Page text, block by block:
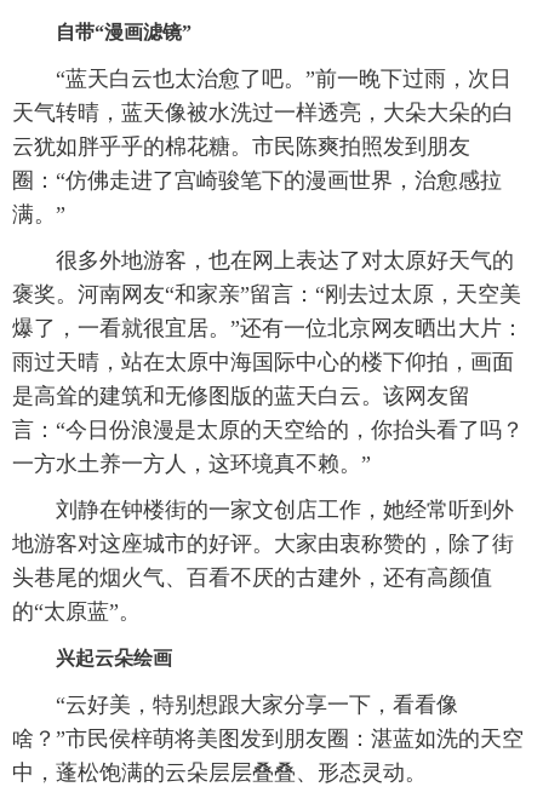
自带“漫画滤镜”
“蓝天白云也太治愈了吧。”前一晚下过雨，次日
天气转晴，蓝天像被水洗过一样透亮，大朵大朵的白
云犹如胖乎乎的棉花糖。市民陈爽拍照发到朋友
圈：“仿佛走进了宫崎骏笔下的漫画世界，治愈感拉
满。”
很多外地游客，也在网上表达了对太原好天气的
褒奖。河南网友“和家亲”留言：“刚去过太原，天空美
爆了，一看就很宜居。”还有一位北京网友晒出大片：
雨过天晴，站在太原中海国际中心的楼下仰拍，画面
是高耸的建筑和无修图版的蓝天白云。该网友留
言：“今日份浪漫是太原的天空给的，你抬头看了吗？
一方水土养一方人，这环境真不赖。”
刘静在钟楼街的一家文创店工作，她经常听到外
地游客对这座城市的好评。大家由衷称赞的，除了街
头巷尾的烟火气、百看不厌的古建外，还有高颜值
的“太原蓝”。
兴起云朵绘画
“云好美，特别想跟大家分享一下，看看像
啥？”市民侯梓萌将美图发到朋友圈：湛蓝如洗的天空
中，蓬松饱满的云朵层层叠叠、形态灵动。